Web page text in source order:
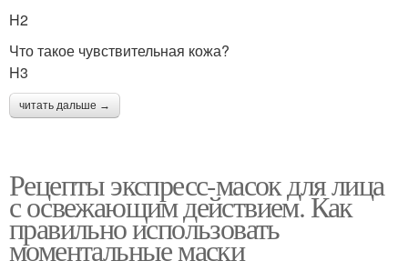
H2
Что такое чувствительная кожа?
H3
читать дальше →
Рецепты экспресс-масок для лица
с освежающим действием. Как
правильно использовать
моментальные маски